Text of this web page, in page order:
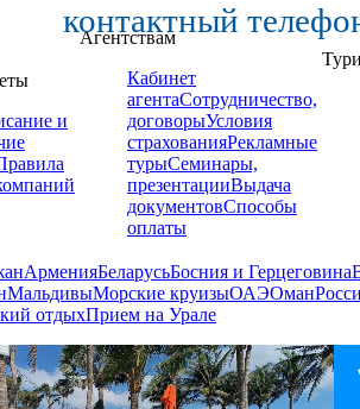
контактный
и
Агентствам
Кабинет
агентаСотрудничество,
договорыУсловия
страхованияРекламные
турыСеминары,
презентацииВыдача
документовСпособы
оплаты
АрменияБеларусьБосния и Герцеговина
МальдивыМорские круизыОАЭОман
отдыхПрием на Урале